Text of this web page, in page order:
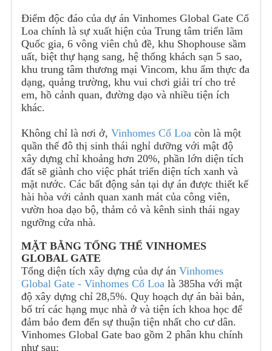
Điểm độc đáo của dự án Vinhomes Global Gate Cổ
Loa chính là sự xuất hiện của Trung tâm triển lãm
Quốc gia, 6 vông viên chủ đề, khu Shophouse sầm
uất, biệt thự hạng sang, hệ thống khách sạn 5 sao,
khu trung tâm thương mại Vincom, khu ẩm thực đa
dạng, quảng trường, khu vui chơi giải trí cho trẻ
em, hồ cảnh quan, đường dạo và nhiều tiện ích
khác.
Không chỉ là nơi ở,Vinhomes Cổ Loa còn là một
quần thể đô thị sinh thái nghỉ dưỡng với mật độ
xây dựng chỉ khoảng hơn 20%, phần lớn diện tích
đất sẽ giành cho việc phát triển diện tích xanh và
mặt nước. Các bất động sản tại dự án được thiết kế
hài hòa với cảnh quan xanh mát của công viên,
vườn hoa dạo bộ, thảm cỏ và kênh sinh thái ngay
ngưỡng cửa nhà.
MẶT BẰNG TỔNG THỂ VINHOMES
GLOBAL GATE
Tổng diện tích xây dựng của dự ánVinhomes
Global Gate - Vinhomes Cổ Loa là 385ha với mật
độ xây dựng chỉ 28,5%. Quy hoạch dự án bài bản,
bố trí các hạng mục nhà ở và tiện ích khoa học để
đảm bảo đem đến sự thuận tiện nhất cho cư dân.
Vinhomes Global Gate bao gồm 2 phân khu chính
như sau: